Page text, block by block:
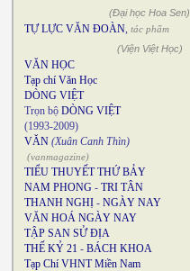
(Đại học Hoa Sen)
TỰ LỰC VĂN ĐOÀN, tác phẩm
(Viện Việt Học)
VĂN HỌC
Tạp chí Văn Học
DÒNG VIỆT
Trọn bộ DÒNG VIỆT
(1993-2009)
VĂN (Xuân Canh Thìn)
(vanmagazine)
TIỂU THUYẾT THỨ BẢY
NAM PHONG - TRI TÂN
THANH NGHỊ - NGÀY NAY
VĂN HOÁ NGÀY NAY
TẬP SAN SỬ ĐỊA
THẾ KỶ 21 - BÁCH KHOA
Tạp Chí VHNT Miền Nam